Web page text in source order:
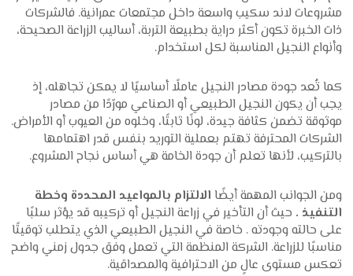
مشروعات لاند سكيب واسعة داخل مجتمعات عمرانية. فالشركات
ذات الخبرة تكون أكثر دراية بطبيعة التربة، أساليب الزراعة الصحيحة،
وأنواع النجيل المناسبة لكل استخدام.
كما تُعد جودة مصادر النجيل عاملًا أساسيًا لا يمكن تجاهله، إذ
يجب أن يكون النجيل الطبيعي أو الصناعي مورّدًا من مصادر
موثوقة تضمن كثافة جيدة، لونًا ثابتًا، وخلوه من العيوب أو الأمراض.
الشركات المحترفة تهتم بعملية التوريد بنفس قدر اهتمامها
بالتركيب، لأنها تعلم أن جودة الخامة هي أساس نجاح المشروع.
ومن الجوانب المهمة أيضًا الالتزام بالمواعيد المحددة وخطة
التنفيذ . حيث أن التأخير في زراعة النجيل أو تركيبه قد يؤثر سلبًا
على حالته وجودته . خاصة في النجيل الطبيعي الذي يتطلب توقيتًا
مناسبًا للزراعة. الشركة المنظمة التي تعمل وفق جدول زمني واضح
تعكس مستوى عالٍ من الاحترافية والمصداقية.